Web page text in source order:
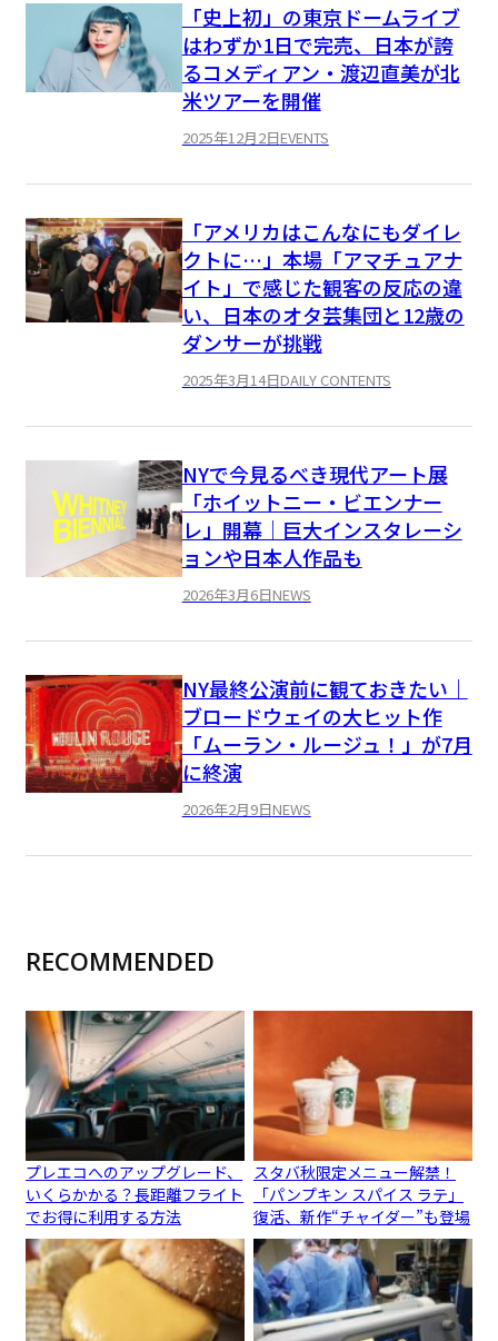
「史上初」の東京ドームライブ
はわずか1日で完売、日本が誇
るコメディアン・渡辺直美が北
米ツアーを開催
2025年12月2日EVENTS
「アメリカはこんなにもダイレ
クトに…」本場「アマチュアナ
イト」で感じた観客の反応の違
い、日本のオタ芸集団と12歳の
ダンサーが挑戦
2025年3月14日DAILY CONTENTS
NYで今見るべき現代アート展
「ホイットニー・ビエンナー
レ」開幕｜巨大インスタレーシ
ョンや日本人作品も
2026年3月6日NEWS
NY最終公演前に観ておきたい｜
ブロードウェイの大ヒット作
「ムーラン・ルージュ！」が7月
に終演
2026年2月9日NEWS
RECOMMENDED
プレエコへのアップグレード、
いくらかかる？長距離フライト
でお得に利用する方法
スタバ秋限定メニュー解禁！
「パンプキン スパイス ラテ」
復活、新作“チャイダー”も登場